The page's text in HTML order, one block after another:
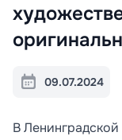
09.07.2024
В